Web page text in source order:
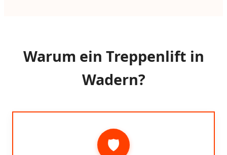
Warum ein Treppenlift in
Wadern?
🛡️